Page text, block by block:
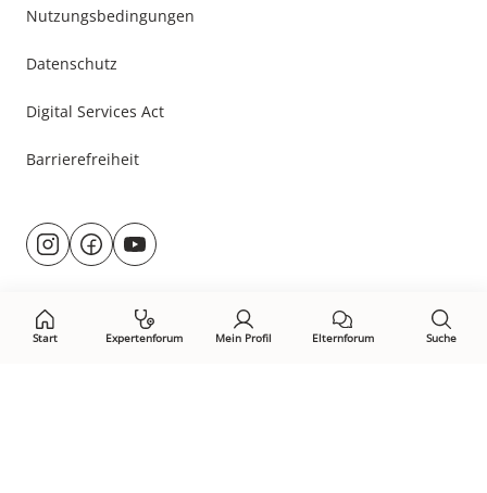
Start Expertenforum Mein Profil Elternforum Suche
Nutzungsbedingungen
Datenschutz
Digital Services Act
Barrierefreiheit
Besuche
uns@rund.ums.baby
facebook.com/rundumsbaby.de
youtube.com/@rundumsbaby_